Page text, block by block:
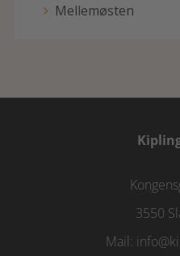
Mellemøsten
3550
Mail: